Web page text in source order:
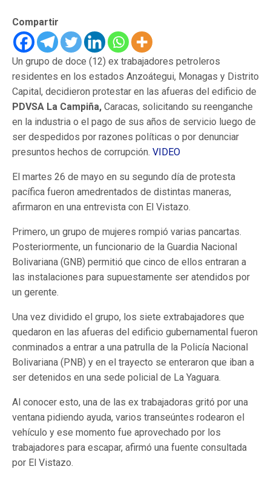
Compartir
Un grupo de doce (12) ex trabajadores petroleros
residentes en los estados Anzoátegui, Monagas y Distrito
Capital, decidieron protestar en las afueras del edificio de
PDVSA La Campiña, Caracas, solicitando su reenganche
en la industria o el pago de sus años de servicio luego de
ser despedidos por razones políticas o por denunciar
presuntos hechos de corrupción. VIDEO
El martes 26 de mayo en su segundo día de protesta
pacífica fueron amedrentados de distintas maneras,
afirmaron en una entrevista con El Vistazo.
Primero, un grupo de mujeres rompió varias pancartas.
Posteriormente, un funcionario de la Guardia Nacional
Bolivariana (GNB) permitió que cinco de ellos entraran a
las instalaciones para supuestamente ser atendidos por
un gerente.
Una vez dividido el grupo, los siete extrabajadores que
quedaron en las afueras del edificio gubernamental fueron
conminados a entrar a una patrulla de la Policía Nacional
Bolivariana (PNB) y en el trayecto se enteraron que iban a
ser detenidos en una sede policial de La Yaguara.
Al conocer esto, una de las ex trabajadoras gritó por una
ventana pidiendo ayuda, varios transeúntes rodearon el
vehículo y ese momento fue aprovechado por los
trabajadores para escapar, afirmó una fuente consultada
por El Vistazo.